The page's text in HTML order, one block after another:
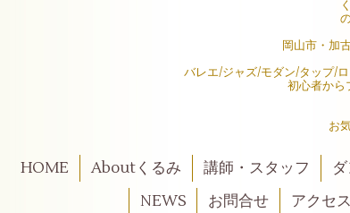
岡山市・加
バレエ/ジャズ/モダン/タップ/
初心者から
お
HOME Aboutくるみ 講師・スタッフ
NEWS
お問合せ アクセス